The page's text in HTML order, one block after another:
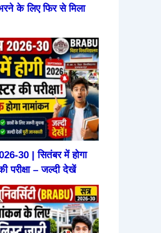
भरने के लिए फिर से मिला
30 | सितंबर में होगा
परीक्षा – जल्दी देखें